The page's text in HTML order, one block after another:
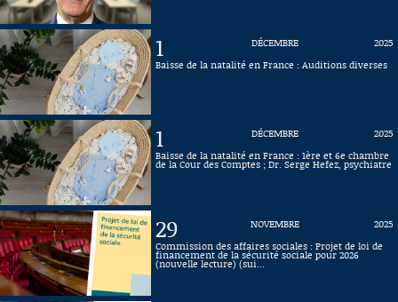
1 DÉCEMBRE
2025
Baisse de la natalité en France : Auditions diverses
1 DÉCEMBRE
2025
Baisse de la natalité en France : 1ère et 6e chambre
de la Cour des Comptes ; Dr. Serge Hefez, psychiatre
29 NOVEMBRE
2025
Commission des affaires sociales : Projet de loi de
financement de la sécurité sociale pour 2026
(nouvelle lecture) (sui...